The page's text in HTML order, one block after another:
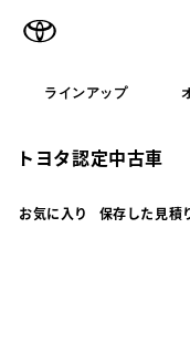
ラインアップ
トヨタ認定中古車
お気に入り 保存した見積